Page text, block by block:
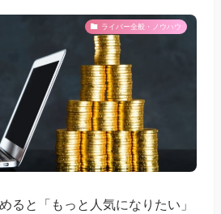
ライバー全般・ノウハウ
ると「もっと人気になりたい」